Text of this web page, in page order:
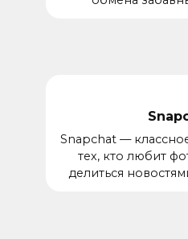
Snapchat —
тех, кто любит
делиться